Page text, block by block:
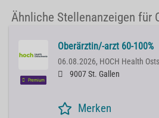
Ähnliche Stellenanzeigen für
Premium
Oberärztin/-arzt 60-100%
06.08.2026, HOCH Health
9007 St. Gallen
Merken